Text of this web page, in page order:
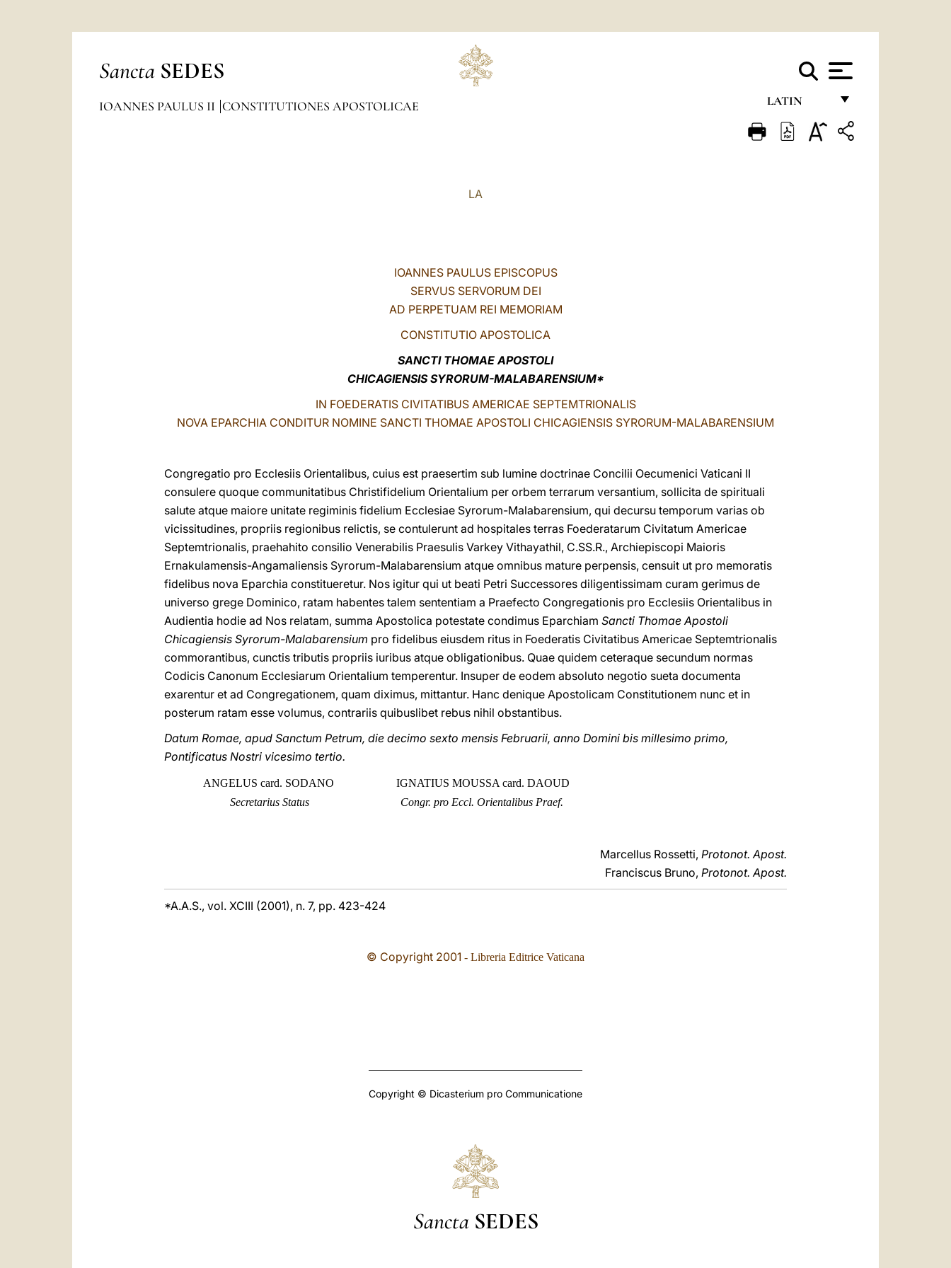
Sancta SEDES
LATIN
FRANÇAIS
IOANNES PAULUS II CONSTITUTIONES APOSTOLICAE
LA
IOANNES PAULUS EPISCOPUS
SERVUS SERVORUM DEI
AD PERPETUAM REI MEMORIAM
CONSTITUTIO APOSTOLICA
SANCTI THOMAE APOSTOLI
CHICAGIENSIS SYRORUM-MALABARENSIUM*
IN FOEDERATIS CIVITATIBUS AMERICAE SEPTEMTRIONALIS
NOVA EPARCHIA CONDITUR NOMINE SANCTI THOMAE APOSTOLI CHICAGIENSIS SYRORUM-MALABARENSIUM
Congregatio pro Ecclesiis Orientalibus, cuius est praesertim sub lumine doctrinae Concilii Oecumenici Vaticani II
consulere quoque communitatibus Christifidelium Orientalium per orbem terrarum versantium, sollicita de spirituali
salute atque maiore unitate regiminis fidelium Ecclesiae Syrorum-Malabarensium, qui decursu temporum varias ob
vicissitudines, propriis regionibus relictis, se contulerunt ad hospitales terras Foederatarum Civitatum Americae
Septemtrionalis, praehahito consilio Venerabilis Praesulis Varkey Vithayathil, C.SS.R., Archiepiscopi Maioris
Ernakulamensis-Angamaliensis Syrorum-Malabarensium atque omnibus mature perpensis, censuit ut pro memoratis
fidelibus nova Eparchia constitueretur. Nos igitur qui ut beati Petri Successores diligentissimam curam gerimus de
universo grege Dominico, ratam habentes talem sententiam a Praefecto Congregationis pro Ecclesiis Orientalibus in
Audientia hodie ad Nos relatam, summa Apostolica potestate condimus Eparchiam Sancti Thomae Apostoli
Chicagiensis Syrorum-Malabarensium pro fidelibus eiusdem ritus in Foederatis Civitatibus Americae Septemtrionalis
commorantibus, cunctis tributis propriis iuribus atque obligationibus. Quae quidem ceteraque secundum normas
Codicis Canonum Ecclesiarum Orientalium temperentur. Insuper de eodem absoluto negotio sueta documenta
exarentur et ad Congregationem, quam diximus, mittantur. Hanc denique Apostolicam Constitutionem nunc et in
posterum ratam esse volumus, contrariis quibuslibet rebus nihil obstantibus.
Datum Romae, apud Sanctum Petrum, die decimo sexto mensis Februarii, anno Domini bis millesimo primo,
Pontificatus Nostri vicesimo tertio.
ANGELUS card. SODANO
Secretarius Status
IGNATIUS MOUSSA card. DAOUD
Congr. pro Eccl. Orientalibus Praef.
Marcellus Rossetti, Protonot. Apost.
Franciscus Bruno, Protonot. Apost.
*A.A.S., vol. XCIII (2001), n. 7, pp. 423-424
© Copyright 2001 - Libreria Editrice Vaticana
Copyright © Dicasterium pro Communicatione
Sancta SEDES